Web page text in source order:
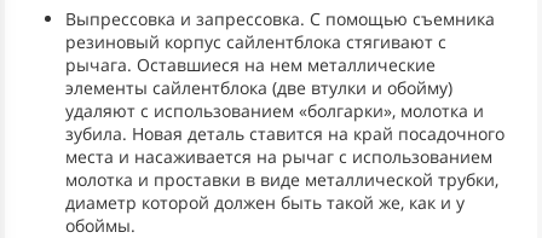
Выпрессовка и запрессовка. С помощью съемника
резиновый корпус сайлентблока стягивают с
рычага. Оставшиеся на нем металлические
элементы сайлентблока (две втулки и обойму)
удаляют с использованием «болгарки», молотка и
зубила. Новая деталь ставится на край посадочного
места и насаживается на рычаг с использованием
молотка и проставки в виде металлической трубки,
диаметр которой должен быть такой же, как и у
обоймы.